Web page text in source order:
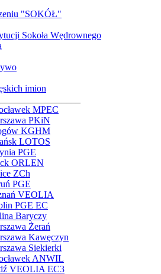
"SOKÓŁ"
Sokoła Wędrownego
imion
MPEC
PKiN
KGHM
LOTOS
PGE
ORLEN
ZCh
PGE
VEOLIA
PGE EC
Baryczy
Żerań
Kawęczyn
Siekierki
ANWIL
VEOLIA EC3